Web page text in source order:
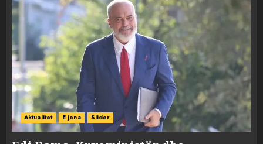
Aktualitet E jona Slider